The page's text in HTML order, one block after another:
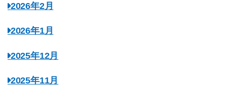
2026年2月
2026年1月
2025年12月
2025年11月